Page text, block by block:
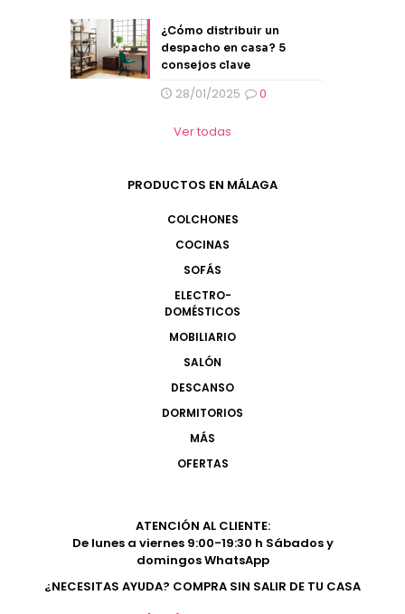
¿Cómo distribuir un
despacho en casa? 5
consejos clave
28/01/2025 0
Ver todas
PRODUCTOS EN MÁLAGA
COLCHONES
COCINAS
SOFÁS
ELECTRO-
DOMÉSTICOS
MOBILIARIO
SALÓN
DESCANSO
DORMITORIOS
MÁS
OFERTAS
ATENCIÓN AL CLIENTE:
De lunes a viernes 9:00-19:30 h Sábados y
domingos WhatsApp
¿NECESITAS AYUDA? COMPRA SIN SALIR DE TU CASA